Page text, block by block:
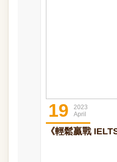
19
2023
April
《輕鬆贏戰